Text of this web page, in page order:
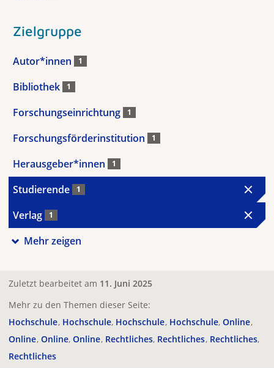
Zielgruppe
Autor*innen 1
Bibliothek 1
Forschungseinrichtung 1
Forschungsförderinstitution 1
Herausgeber*innen 1
Studierende 1
Verlag 1
Mehr zeigen
Zuletzt bearbeitet am 11. Juni 2025
Mehr zu den Themen dieser Seite:
Hochschule Hochschule Hochschule Hochschule Online
Online Online Online Rechtliches Rechtliches Rechtliches
Rechtliches